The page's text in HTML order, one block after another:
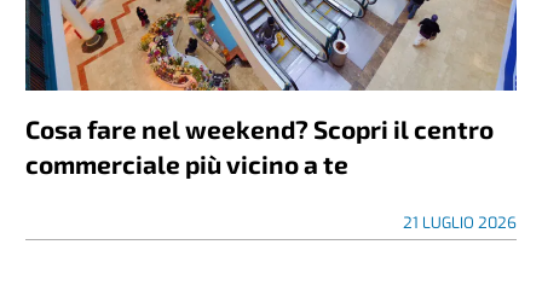
Cosa fare nel weekend? Scopri il centro
commerciale più vicino a te
21 LUGLIO 2026